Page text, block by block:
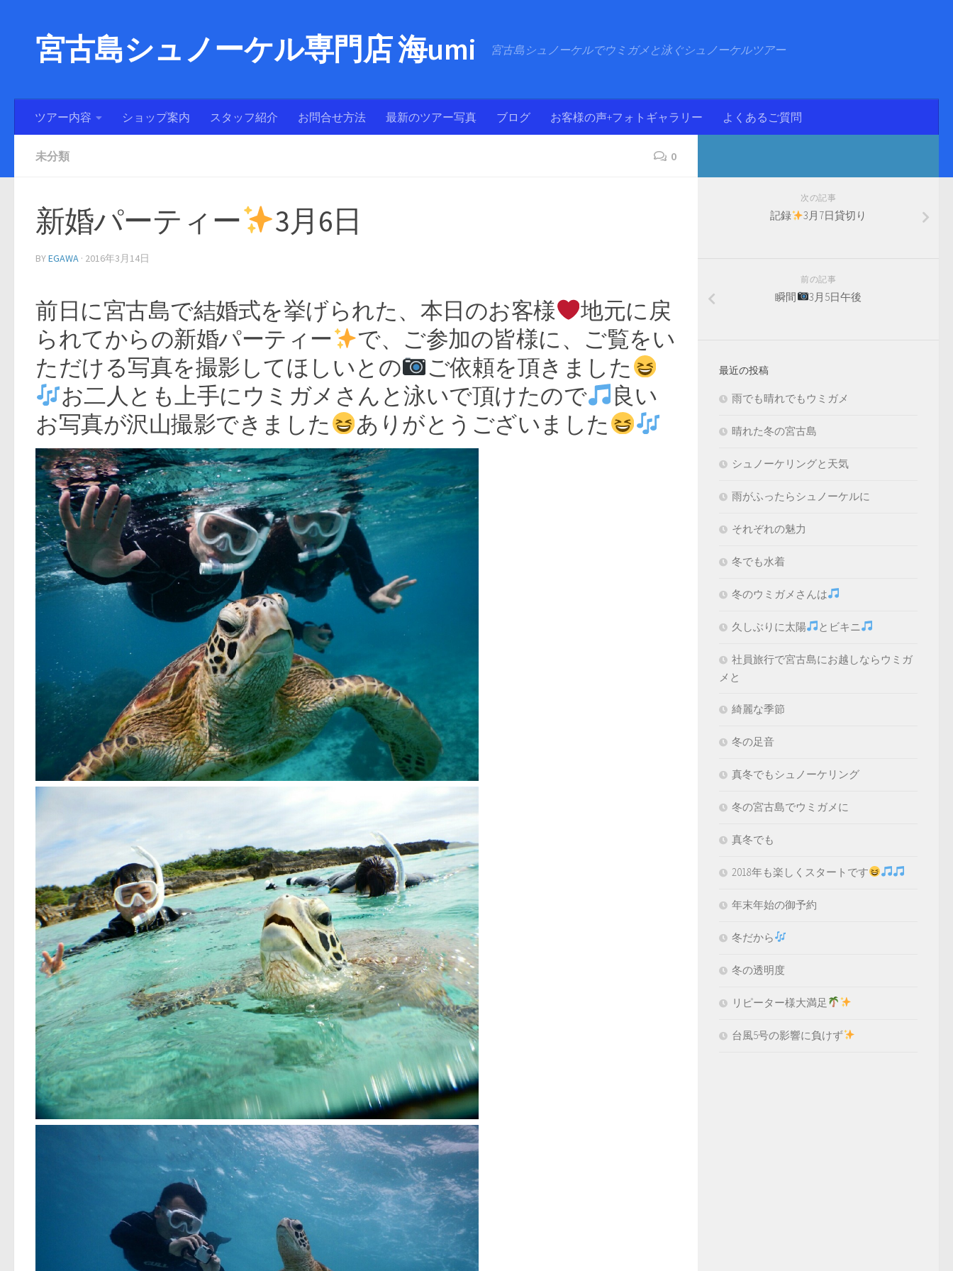
宮古島シュノーケル専門店 海umi 宮古島シュノーケルでウミガメと泳ぐシュノーケルツアー
ツアー内容 ショップ案内 スタッフ紹介 お問合せ方法 最新のツアー写真 ブログ お客様の声+フォトギャラリー よくあるご質問
未分類 0
新婚パーティー 3月6日
BYEGAWA · 2016年3月14日
前日に宮古島で結婚式を挙げられた、本日のお客様
地元に戻
られてからの新婚パーティー
で、ご参加の皆様に、ご覧をい
ただける写真を撮影してほしいとの
ご依頼を頂きました
お二人とも上手にウミガメさんと泳いで頂けたので
良い
お写真が沢山撮影できました
ありがとうございました
次の記事
記録 3月7日貸切り
前の記事
瞬間 3月5日午後
最近の投稿
雨でも晴れでもウミガメ
晴れた冬の宮古島
シュノーケリングと天気
雨がふったらシュノーケルに
それぞれの魅力
冬でも水着
冬のウミガメさんは
久しぶりに太陽 とビキニ
社員旅行で宮古島にお越しならウミガ
メと
綺麗な季節
冬の足音
真冬でもシュノーケリング
冬の宮古島でウミガメに
真冬でも
2018年も楽しくスタートです
年末年始の御予約
冬だから
冬の透明度
リピーター様大満足
台風5号の影響に負けず